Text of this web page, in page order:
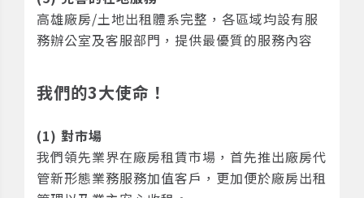
高雄廠房/土地出租體系完整，各區域均設有服
務辦公室及客服部門，提供最優質的服務內容
我們的3大使命！
(1) 對市場
我們領先業界在廠房租賃市場，首先推出廠房代
管新形態業務服務加值客戶，更加便於廠房出租